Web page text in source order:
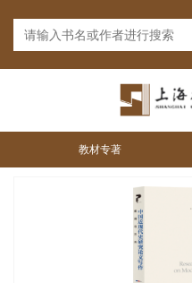
教材专著